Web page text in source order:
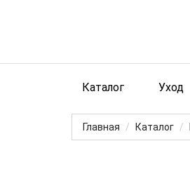
Каталог Уход
Главная Каталог